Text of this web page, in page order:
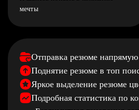
мечты
Отправка резюме
Поднятие резюме в топ
Яркое выделение резюме
Подробная статистика по